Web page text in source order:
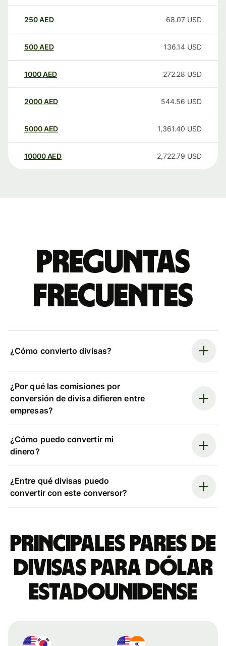
250AED 68.07 USD
500AED 136.14 USD
1000AED 272.28 USD
2000AED 544.56 USD
5000AED 1,361.40 USD
10000 AED 2,722.79 USD
Preguntas
frecuentes
¿Cómo convierto divisas?
¿Por qué las comisiones por
conversión de divisa difieren entre
empresas?
¿Cómo puedo convertir mi
dinero?
¿Entre qué divisas puedo
convertir con este conversor?
Principales pares de
divisas para dólar
estadounidense